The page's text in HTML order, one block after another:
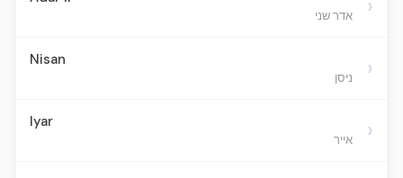
אדר שני ›
Nisan
ניסן ›
Iyar
אייר ›